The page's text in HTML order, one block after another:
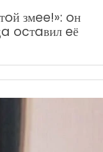
змee!»: oн
ocтaвил eё